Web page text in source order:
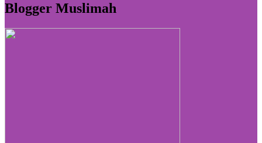
Blogger Muslimah